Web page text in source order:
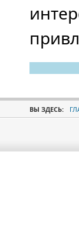
ВЫ ЗДЕСЬ: